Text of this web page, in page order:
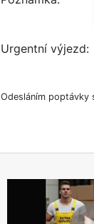
Urgentní výjezd
Odesláním poptávky